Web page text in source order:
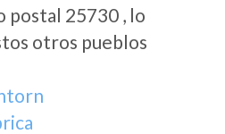
postal 25730 , lo
otros pueblos